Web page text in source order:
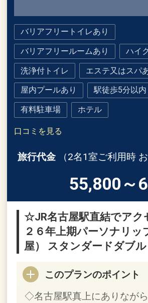
バリアフリートイレあり
バリアフリールームあり ハイ
洗浄付トイレ エステ又はスパ
屋内プールあり 駅徒歩5分以内
有料駐車場 ホテル
口コミを見る
旅行代金
（2名1室ご利用時
55,800～
☆JR名古屋駅直結でアク
２６年上期パーソナリッ
屋） スタンダードダブ
このプランのポイント
◇名古屋駅真上にありなが